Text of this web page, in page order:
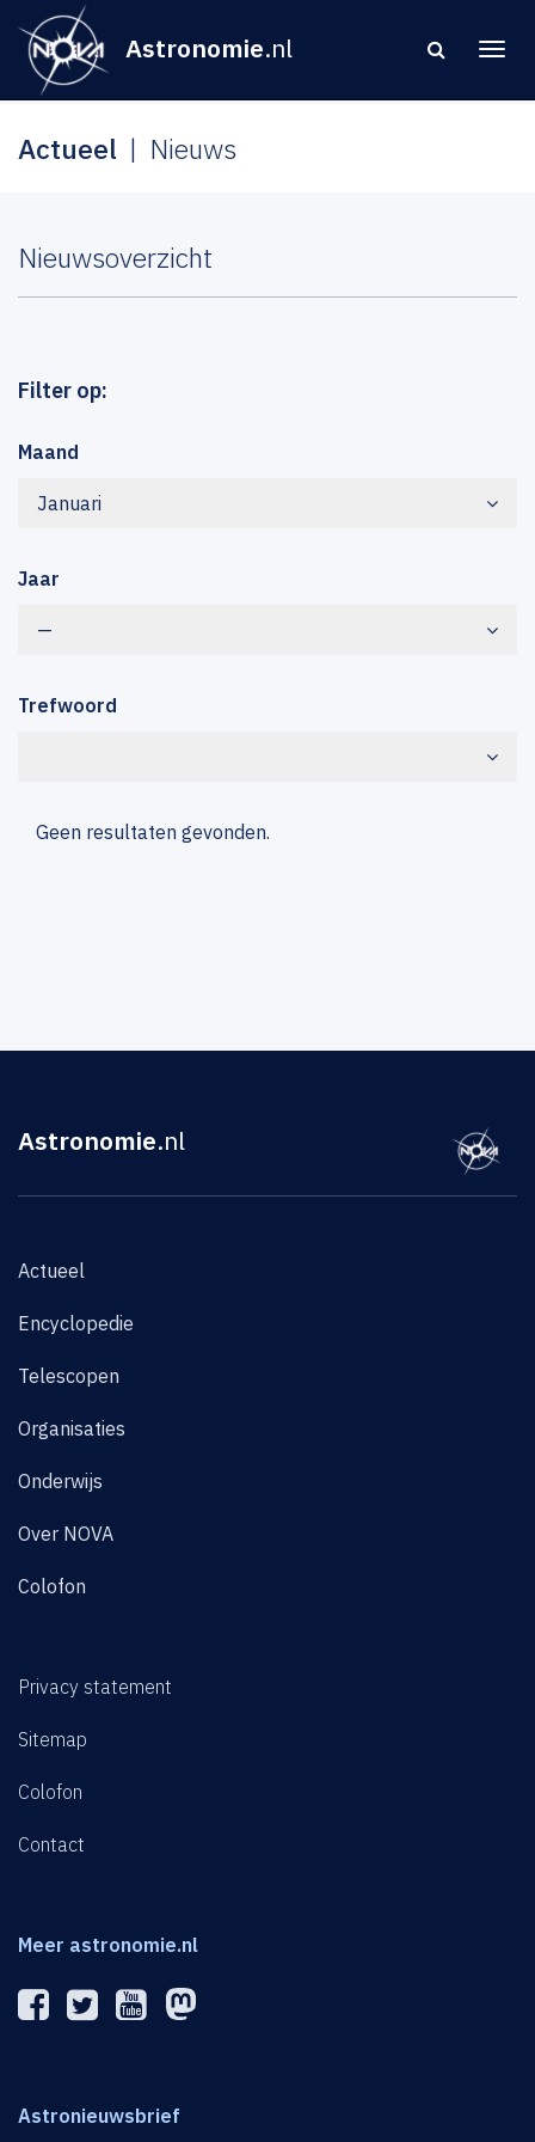
Astronomie.nl
Actueel Nieuws
Nieuwsoverzicht
Filter op:
Maand
Januari
Jaar
—
Trefwoord
Geen resultaten gevonden.
Astronomie.nl
Actueel
Encyclopedie
Telescopen
Organisaties
Onderwijs
Over NOVA
Colofon
Privacy statement
Sitemap
Colofon
Contact
Meer astronomie.nl
Astronieuwsbrief